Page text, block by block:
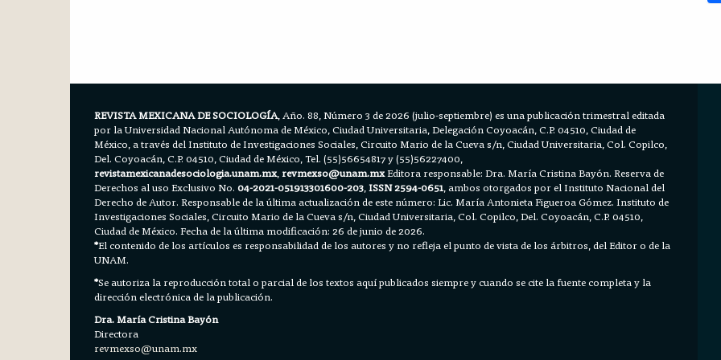
REVISTA MEXICANA DE SOCIOLOGÍA, Año. 88, Número 3 de 2026 (julio-septiembre) es una publicación trimestral editada
por la Universidad Nacional Autónoma de México, Ciudad Universitaria, Delegación Coyoacán, C.P. 04510, Ciudad de
México, a través del Instituto de Investigaciones Sociales, Circuito Mario de la Cueva s/n, Ciudad Universitaria, Col. Copilco,
Del. Coyoacán, C.P. 04510, Ciudad de México, Tel. (55)56654817 y (55)56227400,
revistamexicanadesociologia.unam.mx,revmexso@unam.mxEditora responsable: Dra. María Cristina Bayón. Reserva de
Derechos al uso Exclusivo No.04-2021-051913301600-203,ISSN 2594-0651, ambos otorgados por el Instituto Nacional del
Derecho de Autor. Responsable de la última actualización de este número: Lic. María Antonieta Figueroa Gómez. Instituto de
Investigaciones Sociales, Circuito Mario de la Cueva s/n, Ciudad Universitaria, Col. Copilco, Del. Coyoacán, C.P. 04510,
Ciudad de México. Fecha de la última modificación: 26 de junio de 2026.
*El contenido de los artículos es responsabilidad de los autores y no refleja el punto de vista de los árbitros, del Editor o de la
UNAM.
*Se autoriza la reproducción total o parcial de los textos aquí publicados siempre y cuando se cite la fuente completa y la
dirección electrónica de la publicación.
Dra. María Cristina Bayón
Directora
revmexso@unam.mx